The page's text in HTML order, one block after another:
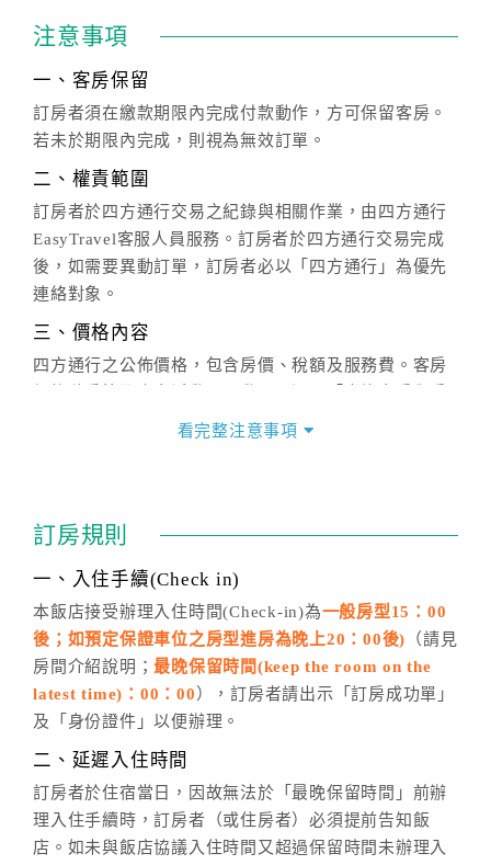
注意事項
一、客房保留
訂房者須在繳款期限內完成付款動作，方可保留客房。
若未於期限內完成，則視為無效訂單。
二、權責範圍
訂房者於四方通行交易之紀錄與相關作業，由四方通行
EasyTravel客服人員服務。訂房者於四方通行交易完成
後，如需要異動訂單，訂房者必以「四方通行」為優先
連絡對象。
三、價格內容
四方通行之公佈價格，包含房價、稅額及服務費。客房
價」之當日價格為標準。
話方式異動訂單。
※非客服時間之申辦異動，皆為次日計算及辦理。
五、客服時間
週一至週日，上午9:00～晚上6:00
六、聯絡方式
週一至週日： 客服聯絡單 、
看完整注意事項
訂房規則
一、入住手續(Check in)
本飯店接受辦理入住時間(Check-in)為一般房型15：00
後；如預定保證車位之房型進房為晚上20：00後) （請見
房間介紹說明；最晚保留時間(keep the room on the
latest time)：00：00 ），訂房者請出示「訂房成功單」
及「身份證件」以便辦理。
二、延遲入住時間
訂房者於住宿當日，因故無法於「最晚保留時間」前辦
理入住手續時，訂房者（或住房者）必須提前告知飯
店。如未與飯店協議入住時間又超過保留時間未辦理入